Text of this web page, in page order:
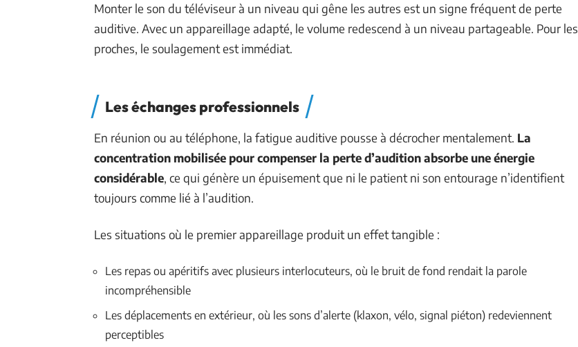
Monter le son du téléviseur à un niveau qui gêne les autres est un signe fréquent de perte
auditive. Avec un appareillage adapté, le volume redescend à un niveau partageable. Pour les
proches, le soulagement est immédiat.
Les échanges professionnels
En réunion ou au téléphone, la fatigue auditive pousse à décrocher mentalement. La
concentration mobilisée pour compenser la perte d’audition absorbe une énergie
considérable, ce qui génère un épuisement que ni le patient ni son entourage n’identifient
toujours comme lié à l’audition.
Les situations où le premier appareillage produit un effet tangible :
Les repas ou apéritifs avec plusieurs interlocuteurs, où le bruit de fond rendait la parole
incompréhensible
Les déplacements en extérieur, où les sons d’alerte (klaxon, vélo, signal piéton) redeviennent
perceptibles